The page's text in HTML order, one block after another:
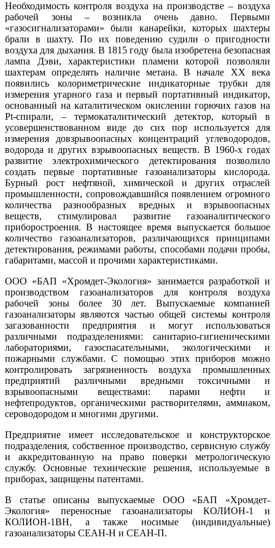
Необходимость контроля воздуха на производстве – воздуха
рабочей зо­ны – возникла очень давно. Первыми
«газосигнализаторами» бы­ли канарейки, которых шахтеры
брали в шахту. По их поведению судили о пригодности
воздуха для дыхания. В 1815 го­ду бы­ла изобретена безопасная
лампа Дэ­ви, характеристики пламени которой позволяли
шахтерам определять наличие метана. В начале ХХ ве­ка
появились колориметрические индикаторные трубки для
измерения угарного га­за и первый портативный индикатор,
основанный на каталитическом окислении горючих газов на
Pt-спирали, – термокаталитический детектор, который в
усовершенствованном виде до сих пор используется для
измерения довзрывоопасных концентраций углеводородов,
водорода и других взрывоопасных веществ. В 1960‑х годах
развитие электрохимического детектирования позволило
создать первые портативные газоанализаторы кислорода.
Бурный рост нефтяной, химической и других отраслей
промышленности, сопровождавшийся появлением огромного
количества разнообразных вредных и взрывоопасных
веществ, стимулировал развитие газоаналитического
приборостроения. В настоящее время выпускается большое
количество газоанализаторов, различающихся принципами
детектирования, режимами работы, способами подачи пробы,
габаритами, массой и прочими характеристиками.
ООО «БАП «Хромдет-Экология» занимается разработкой и
производством газоанализаторов для контроля воздуха
рабочей зо­ны более 30 лет. Выпускаемые компанией
газоанализаторы являются частью общей системы контроля
загазованности предприятия и могут использоваться
различными подразделениями: санитарно-гигиеническими
лабораториями, газоспасательными, экологическими и
пожарными службами. С помощью этих приборов можно
контролировать загрязненность воздуха промышленных
предприятий различными вредными токсичными и
взрывоопасными веществами: парами нефти и
нефтепродуктов, органическими растворителями, аммиаком,
сероводородом и многими другими.
Предприятие имеет исследовательское и конструкторское
подразделения, собственное производство, сервисную службу
и аккредитованную на право поверки метрологическую
службу. Основные технические решения, используемые в
приборах, защищены патентами.
В статье описаны выпускаемые ООО «БАП «Хромдет-
Экология» переносные газоанализаторы КОЛИОН‑1 и
КОЛИОН‑1ВН, а также носимые (индивидуальные)
газоанализаторы СЕАН-Н и СЕАН-П.